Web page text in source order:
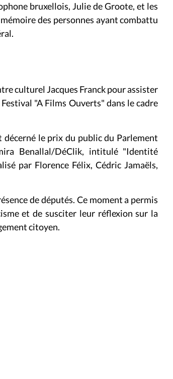
bruxellois, Julie de Groote, et les
des personnes ayant combattu
culturel Jacques Franck pour assister
"A Films Ouverts" dans le cadre
le prix du public du Parlement
Benallal/DéClik, intitulé "Identité
par Florence Félix, Cédric Jamaëls,
de députés. Ce moment a permis
et de susciter leur réflexion sur la
citoyen.